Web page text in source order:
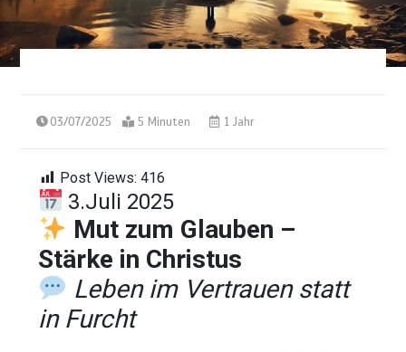
03/07/2025 5 Minuten 1 Jahr
Post Views: 416
3.Juli 2025
Mut zum Glauben –
Stärke in Christus
Leben im Vertrauen statt
in Furcht